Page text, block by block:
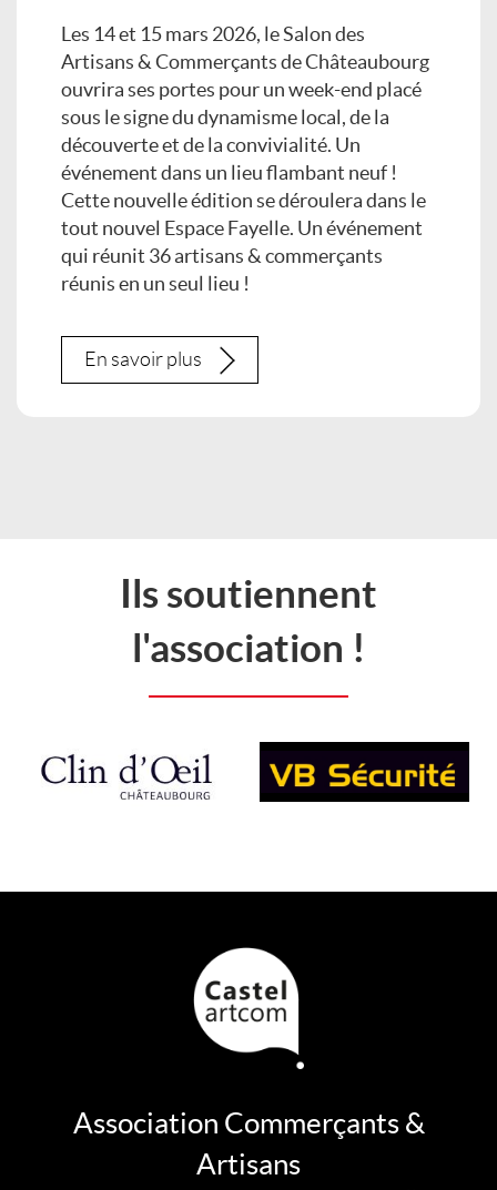
Les 14 et 15 mars 2026, le Salon des
Artisans & Commerçants de Châteaubourg
ouvrira ses portes pour un week-end placé
sous le signe du dynamisme local, de la
découverte et de la convivialité. Un
événement dans un lieu flambant neuf !
Cette nouvelle édition se déroulera dans le
tout nouvel Espace Fayelle. Un événement
qui réunit 36 artisans & commerçants
réunis en un seul lieu !
En savoir plus
Ils soutiennent
l'association !
Association Commerçants &
Artisans